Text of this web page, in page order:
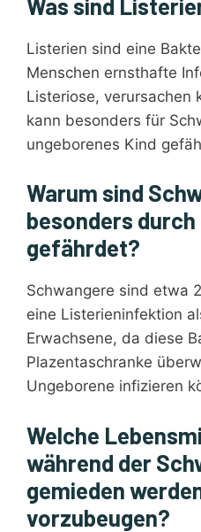
Listerien sind eine
Menschen ernsthafte
Listeriose, verursachen
kann besonders für
ungeborenes Kind
Warum sind
besonders
gefährdet?
Schwangere sind etwa
eine Listerieninfektion
Erwachsene, da diese
Plazentaschranke
Ungeborene infizieren
Welche
während der
gemieden
vorzubeugen?